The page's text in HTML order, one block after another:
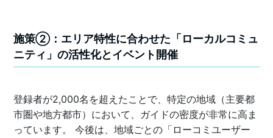
施策②：エリア特性に合わせた「ローカルコミュ
ニティ」の活性化とイベント開催
登録者が2,000名を超えたことで、特定の地域（主要都
市圏や地方都市）において、ガイドの密度が非常に高ま
っています。 今後は、地域ごとの「ローコミユーザー